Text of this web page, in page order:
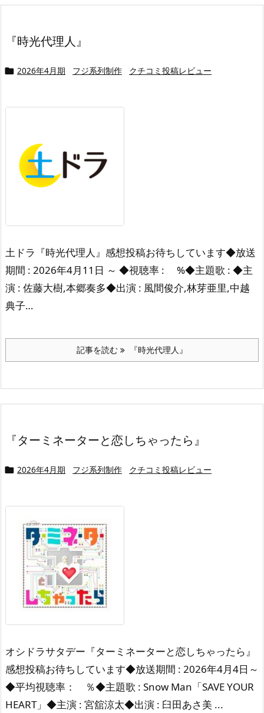
『時光代理人』
 2026年4月期 フジ系列制作 クチコミ投稿レビュー
土ドラ『時光代理人』感想投稿お待ちしています◆放送
期間 : 2026年4月11日 ～ ◆視聴率 : %◆主題歌 : ◆主
演 : 佐藤大樹,本郷奏多◆出演 : 風間俊介,林芽亜里,中越
典子…
記事を読む 『時光代理人』
『ターミネーターと恋しちゃったら』
 2026年4月期 フジ系列制作 クチコミ投稿レビュー
オシドラサタデー『ターミネーターと恋しちゃったら』
感想投稿お待ちしています◆放送期間 : 2026年4月4日～
◆平均視聴率： ％◆主題歌 : Snow Man「SAVE YOUR
HEART」◆主演 : 宮舘涼太◆出演 : 臼田あさ美 ...